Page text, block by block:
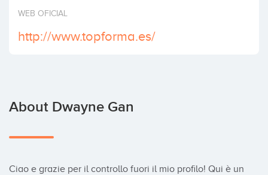
Invest
WEB OFICIAL
http://www.topforma.es/
About Dwayne Gan
Ciao e grazie per il controllo fuori il mio profilo! Qui è un